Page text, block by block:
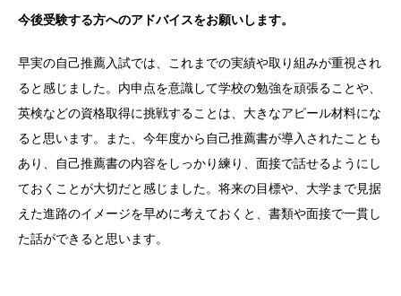
今後受験する方へのアドバイスをお願いします。
早実の自己推薦入試では、これまでの実績や取り組みが重視され
ると感じました。内申点を意識して学校の勉強を頑張ることや、
英検などの資格取得に挑戦することは、大きなアピール材料にな
ると思います。また、今年度から自己推薦書が導入されたことも
あり、自己推薦書の内容をしっかり練り、面接で話せるようにし
ておくことが大切だと感じました。将来の目標や、大学まで見据
えた進路のイメージを早めに考えておくと、書類や面接で一貫し
た話ができると思います。